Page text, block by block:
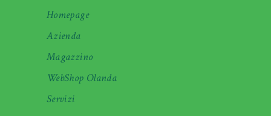
Homepage
Azienda
Magazzino
WebShop Olanda
Servizi